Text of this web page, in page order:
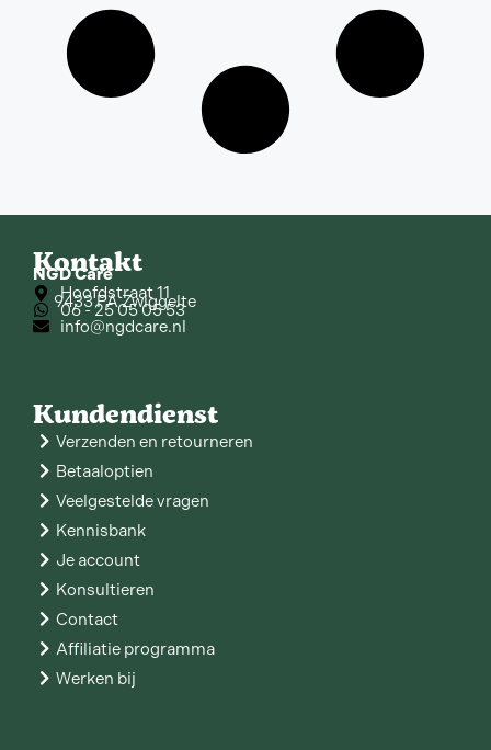
Kontakt
NGD Care
Hoofdstraat 11
9433 PA Zwiggelte
06 - 25 05 05 53
info@ngdcare.nl
Kundendienst
Verzenden en retourneren
Betaaloptien
Veelgestelde vragen
Kennisbank
Je account
Konsultieren
Contact
Affiliatie programma
Werken bij